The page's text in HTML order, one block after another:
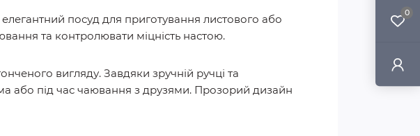
0
посуд для приготування листового або
та контролювати міцність настою.
вигляду. Завдяки зручній ручці та
або під час чаювання з друзями. Прозорий дизайн